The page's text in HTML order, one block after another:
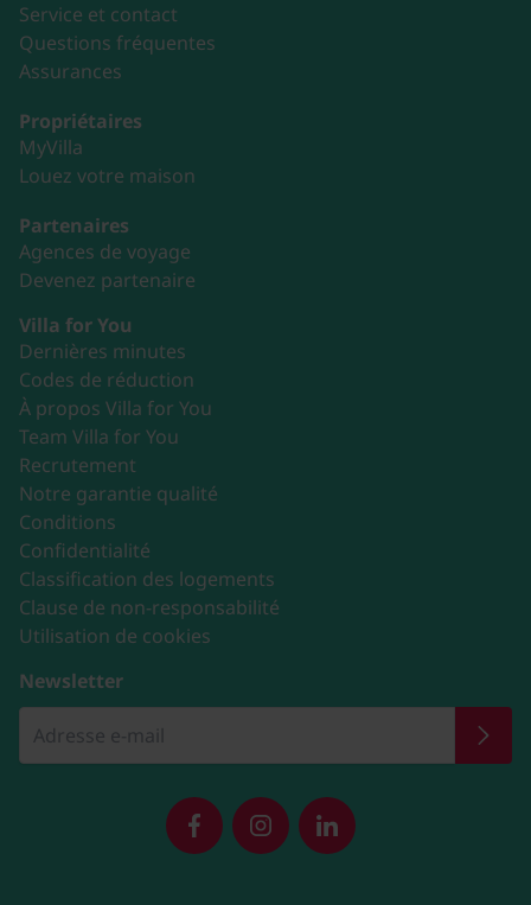
Service et contact
Questions fréquentes
Assurances
Propriétaires
MyVilla
Louez votre maison
Partenaires
Agences de voyage
Devenez partenaire
Villa for You
Dernières minutes
Codes de réduction
À propos Villa for You
Team Villa for You
Recrutement
Notre garantie qualité
Conditions
Confidentialité
Classification des logements
Clause de non-responsabilité
Utilisation de cookies
Newsletter